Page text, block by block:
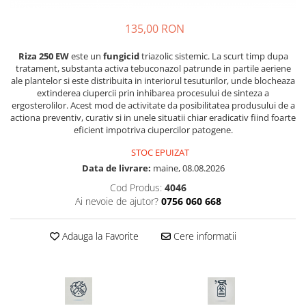
Pepene
Plante medicinale
Seminte ardei
Seminte broccoli
Seminte castraveti
Seminte de Leustean
Seminte de praz
Seminte fasole
Seminte mazare
135,00 RON
Riza 250 EWeste un fungicidtriazolic sistemic. La scurt timp dupa
tratament, substanta activa tebuconazol patrunde in partile aeriene
ale plantelor si este distribuita in interiorul tesuturilor, unde blocheaza
extinderea ciupercii prin inhibarea procesului de sinteza a
ergosterolilor. Acest mod de activitate da posibilitatea produsului de a
actiona preventiv, curativ si in unele situatii chiar eradicativ fiind foarte
eficient impotriva ciupercilor patogene.
STOC EPUIZAT
Data de livrare: maine, 08.08.2026
Cod Produs: 4046
Ai nevoie de ajutor? 0756 060 668
Adauga la Favorite Cere informatii